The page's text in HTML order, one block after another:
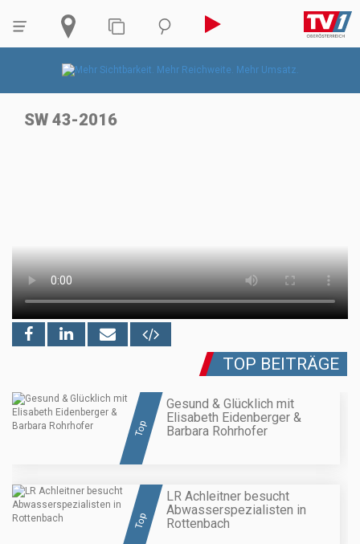
SW 43-2016
TOP BEITRÄGE
Top
Gesund & Glücklich mit
Elisabeth Eidenberger &
Barbara Rohrhofer
Top
LR Achleitner besucht
Abwasserspezialisten in
Rottenbach